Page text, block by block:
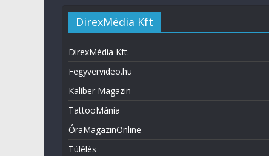
DirexMédia Kft
DirexMédia Kft.
Fegyvervideo.hu
Kaliber Magazin
TattooMánia
ÓraMagazinOnline
Túlélés